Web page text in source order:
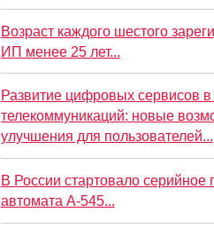
Возраст каждого шестого
ИП менее 25 лет...
Развитие цифровых сервисов
телекоммуникаций: новые
улучшения для пользователей...
В России стартовало серийное
автомата А-545...